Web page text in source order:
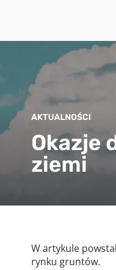
AKTUALNOŚCI
Okazje
ziemi
W artykule
rynku gruntów.